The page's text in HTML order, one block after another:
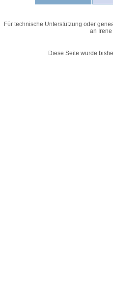
Für technische Unterstützung oder
an
Diese Seite wurde